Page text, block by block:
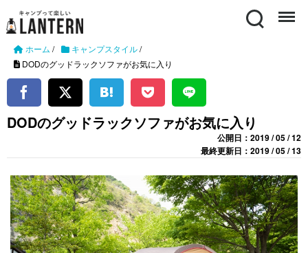
Search Menu
ホーム / キャンプスタイル/
DODのグッドラックソファがお気に入り
DODのグッドラックソファがお気に入り
公開日：2019 / 05 / 12
最終更新日：2019 / 05 / 13